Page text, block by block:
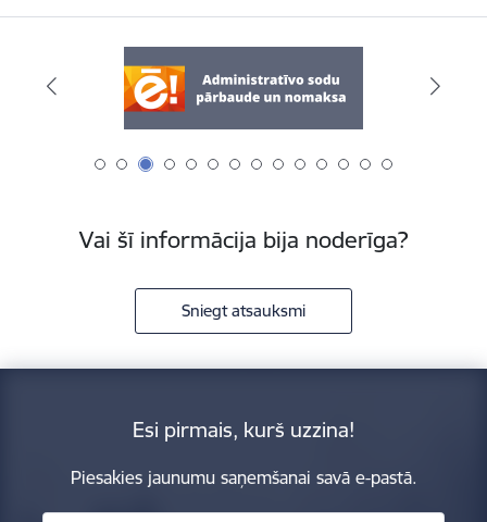
Vai šī informācija bija noderīga?
Sniegt atsauksmi
Esi pirmais, kurš uzzina!
Piesakies jaunumu saņemšanai savā e-pastā.